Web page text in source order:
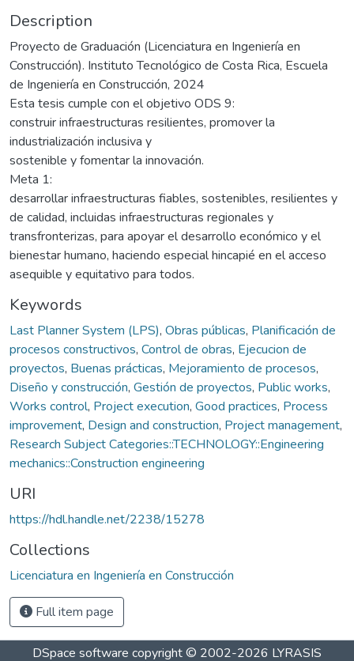
Description
Proyecto de Graduación (Licenciatura en Ingeniería en
Construcción). Instituto Tecnológico de Costa Rica, Escuela
de Ingeniería en Construcción, 2024
Esta tesis cumple con el objetivo ODS 9:
construir infraestructuras resilientes, promover la
industrialización inclusiva y
sostenible y fomentar la innovación.
Meta 1:
desarrollar infraestructuras fiables, sostenibles, resilientes y
de calidad, incluidas infraestructuras regionales y
transfronterizas, para apoyar el desarrollo económico y el
bienestar humano, haciendo especial hincapié en el acceso
asequible y equitativo para todos.
Keywords
Last Planner System (LPS), Obras públicas, Planificación de
procesos constructivos, Control de obras, Ejecucion de
proyectos, Buenas prácticas, Mejoramiento de procesos,
Diseño y construcción, Gestión de proyectos, Public works,
Works control, Project execution, Good practices, Process
improvement, Design and construction, Project management,
Research Subject Categories::TECHNOLOGY::Engineering
mechanics::Construction engineering
URI
https://hdl.handle.net/2238/15278
Collections
Licenciatura en Ingeniería en Construcción
Full item page
DSpace software copyright © 2002-2026 LYRASIS